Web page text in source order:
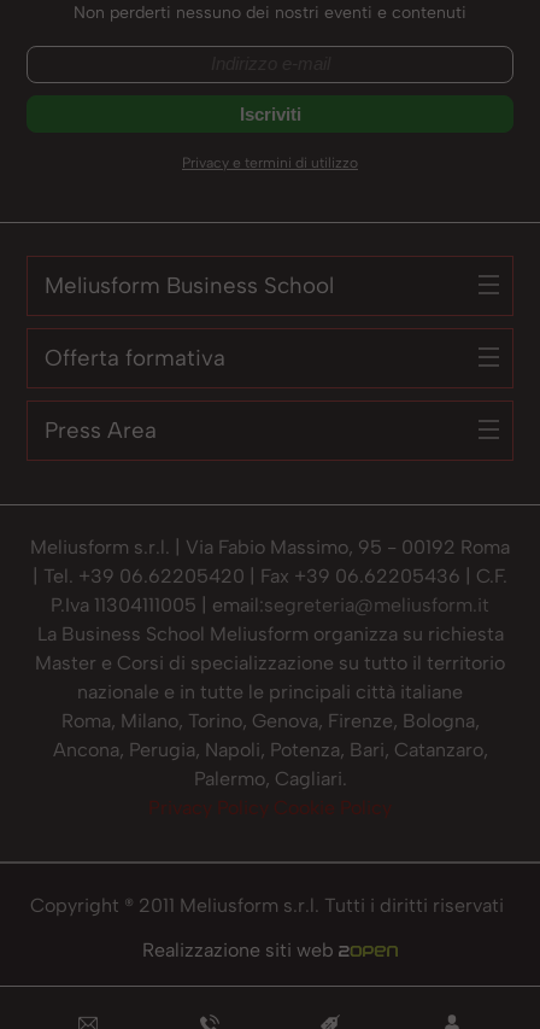
Non perderti nessuno dei nostri eventi e contenuti
Privacy e termini di utilizzo
Meliusform Business School
Offerta formativa
Press Area
Meliusform s.r.l. | Via Fabio Massimo, 95 - 00192 Roma
| Tel. +39 06.62205420 | Fax +39 06.62205436 | C.F.
P.Iva 11304111005 | email:segreteria@meliusform.it
La Business School Meliusform organizza su richiesta
Master e Corsi di specializzazione su tutto il territorio
nazionale e in tutte le principali città italiane
Roma, Milano, Torino, Genova, Firenze, Bologna,
Ancona, Perugia, Napoli, Potenza, Bari, Catanzaro,
Palermo, Cagliari.
Privacy Policy Cookie Policy
Copyright ® 2011 Meliusform s.r.l. Tutti i diritti riservati
Realizzazione siti web